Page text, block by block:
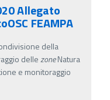
Allegato
FEAMPA
della
dellezoneNatura
e monitoraggio